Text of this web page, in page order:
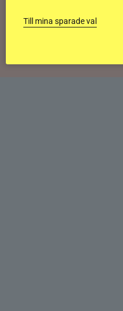
Svensk bakom världens
islandshäst
Till mina sparade val